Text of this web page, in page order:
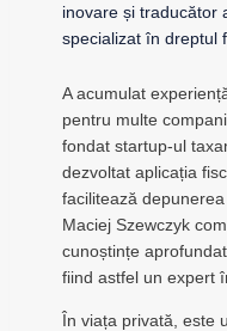
inovare și traducător
specializat în dreptul
A acumulat
pentru multe
fondat startup-ul
dezvoltat aplicația
facilitează
Maciej Szewczyk
cunoștințe
fiind astfel un expert
În viața privată, este